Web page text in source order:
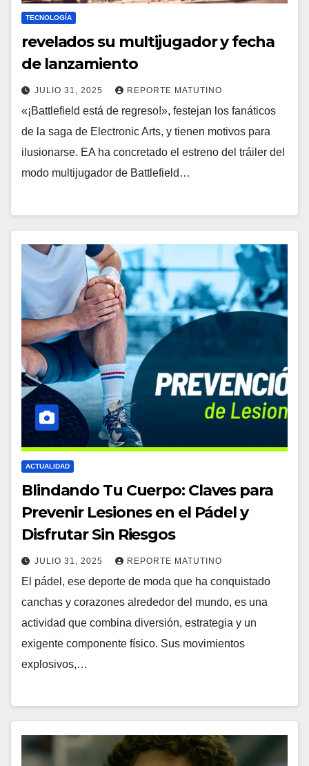
TECNOLOGÍA
revelados su multijugador y fecha
de lanzamiento
JULIO 31, 2025 REPORTE MATUTINO
«¡Battlefield está de regreso!», festejan los fanáticos
de la saga de Electronic Arts, y tienen motivos para
ilusionarse. EA ha concretado el estreno del tráiler del
modo multijugador de Battlefield…
ACTUALIDAD
Blindando Tu Cuerpo: Claves para
Prevenir Lesiones en el Pádel y
Disfrutar Sin Riesgos
JULIO 31, 2025 REPORTE MATUTINO
El pádel, ese deporte de moda que ha conquistado
canchas y corazones alrededor del mundo, es una
actividad que combina diversión, estrategia y un
exigente componente físico. Sus movimientos
explosivos,…